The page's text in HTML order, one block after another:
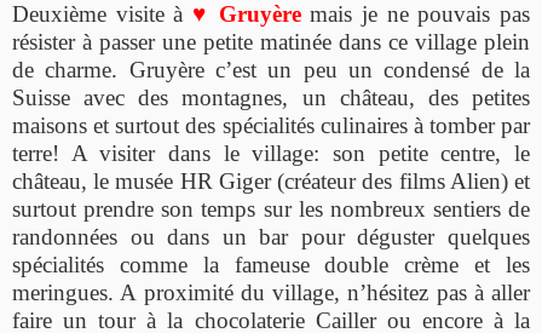
Deuxième visite à ♥ Gruyèremais je ne pouvais pas
résister à passer une petite matinée dans ce village plein
de charme. Gruyère c’est un peu un condensé de la
Suisse avec des montagnes, un château, des petites
maisons et surtout des spécialités culinaires à tomber par
terre! A visiter dans le village: son petite centre, le
château, le musée HR Giger (créateur des films Alien) et
surtout prendre son temps sur les nombreux sentiers de
randonnées ou dans un bar pour déguster quelques
spécialités comme la fameuse double crème et les
meringues. A proximité du village, n’hésitez pas à aller
faire un tour à la chocolaterie Cailler ou encore à la